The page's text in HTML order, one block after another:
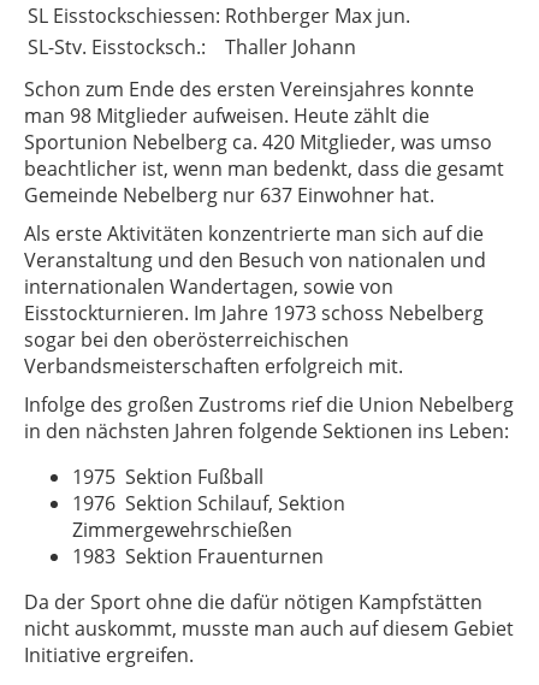
SL Eisstockschiessen: Rothberger Max jun.
SL-Stv. Eisstocksch.:
Thaller Johann
Schon zum Ende des ersten Vereinsjahres konnte
man 98 Mitglieder aufweisen. Heute zählt die
Sportunion Nebelberg ca. 420 Mitglieder, was umso
beachtlicher ist, wenn man bedenkt, dass die gesamt
Gemeinde Nebelberg nur 637 Einwohner hat.
Als erste Aktivitäten konzentrierte man sich auf die
Veranstaltung und den Besuch von nationalen und
internationalen Wandertagen, sowie von
Eisstockturnieren. Im Jahre 1973 schoss Nebelberg
sogar bei den oberösterreichischen
Verbandsmeisterschaften erfolgreich mit.
Infolge des großen Zustroms rief die Union Nebelberg
in den nächsten Jahren folgende Sektionen ins Leben:
1975 Sektion Fußball
1976 Sektion Schilauf, Sektion
Zimmergewehrschießen
1983 Sektion Frauenturnen
Da der Sport ohne die dafür nötigen Kampfstätten
nicht auskommt, musste man auch auf diesem Gebiet
Initiative ergreifen.